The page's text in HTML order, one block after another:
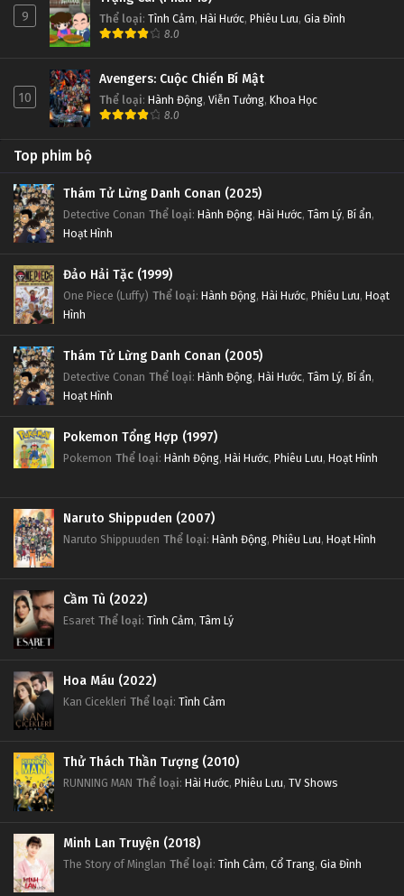
9 Thể loại: Tình Cảm, Hài Hước, Phiêu Lưu, Gia Đình
8.0
10
Avengers: Cuộc Chiến Bí Mật
Thể loại: Hành Động, Viễn Tưởng, Khoa Học
8.0
Top phim bộ
Thám Tử Lừng Danh Conan (2025)
Detective Conan Thể loại: Hành Động, Hài Hước, Tâm Lý, Bí ẩn,
Hoạt Hình
Đảo Hải Tặc (1999)
One Piece (Luffy) Thể loại: Hành Động, Hài Hước, Phiêu Lưu, Hoạt
Hình
Thám Tử Lừng Danh Conan (2005)
Detective Conan Thể loại: Hành Động, Hài Hước, Tâm Lý, Bí ẩn,
Hoạt Hình
Pokemon Tổng Hợp (1997)
Pokemon Thể loại: Hành Động, Hài Hước, Phiêu Lưu, Hoạt Hình
Naruto Shippuden (2007)
Naruto Shippuuden Thể loại: Hành Động, Phiêu Lưu, Hoạt Hình
Cầm Tù (2022)
Esaret Thể loại: Tình Cảm, Tâm Lý
Hoa Máu (2022)
Kan Cicekleri Thể loại: Tình Cảm
Thử Thách Thần Tượng (2010)
RUNNING MAN Thể loại: Hài Hước, Phiêu Lưu, TV Shows
Minh Lan Truyện (2018)
The Story of Minglan Thể loại: Tình Cảm, Cổ Trang, Gia Đình